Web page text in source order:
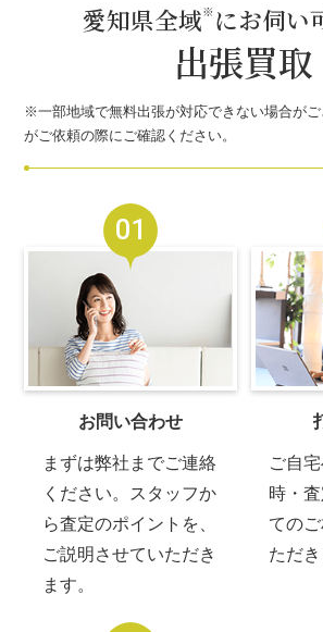
愛知県全域※ にお伺い
出張買取
※一部地域で無料出張が対応できない場合が
がご依頼の際にご確認ください。
01
お問い合わせ
まずは弊社までご連絡
ください。スタッフか
ら査定のポイントを、
ご説明させていただき
ます。
ご自
時・
ての
ただき